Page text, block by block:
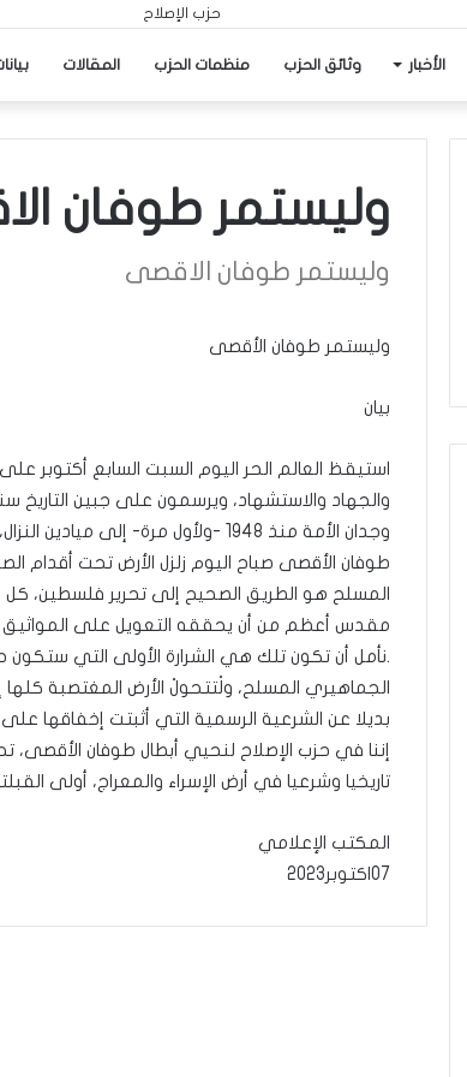
الأخبار وثائق الحزب منظمات الحزب المقالات
وليستمر طوفان
وليستمر طوفان الاقصى
وليستمر طوفان الأقصى
بيان
استيقظ العالم الحر اليوم السبت السابع
والجهاد والاستشهاد، ويرسمون على جبين التاريخ
وجدان الأمة منذ 1948 -ولأول مرة- إلى ميادين النزال، على أول بقعة قام بها الاستيطان.
طوفان الأقصى صباح اليوم زلزل الأرض تحت أقدام
المسلح هو الطريق الصحيح إلى تحرير فلسطين،
مقدس أعظم من أن يحققه التعويل على المواثيق
.نأمل أن تكون تلك هي الشرارة الأولى التي ستكون
الجماهيري المسلح، ولْتتحولْ الأرض المغتصبة
بديلا عن الشرعية الرسمية التي أثبتت إخفاقها
إننا في حزب الإصلاح لنحيي أبطال طوفان الأقصى،
تاريخيا وشرعيا في أرض الإسراء والمعراج، أولى
المكتب الإعلامي
07اكتوبر2023